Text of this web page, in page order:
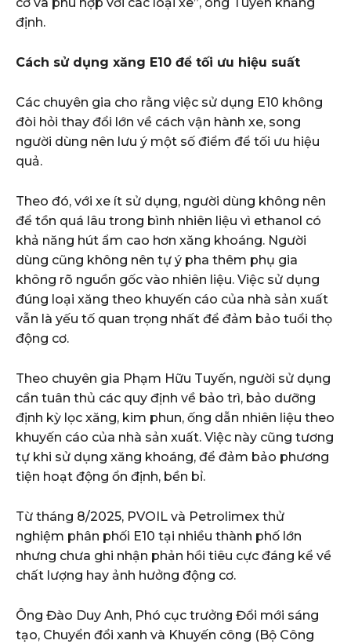
định.
Cách sử dụng xăng E10 để tối ưu hiệu suất
Các chuyên gia cho rằng việc sử dụng E10 không
đòi hỏi thay đổi lớn về cách vận hành xe, song
người dùng nên lưu ý một số điểm để tối ưu hiệu
quả.
Theo đó, với xe ít sử dụng, người dùng không nên
để tồn quá lâu trong bình nhiên liệu vì ethanol có
khả năng hút ẩm cao hơn xăng khoáng. Người
dùng cũng không nên tự ý pha thêm phụ gia
không rõ nguồn gốc vào nhiên liệu. Việc sử dụng
đúng loại xăng theo khuyến cáo của nhà sản xuất
vẫn là yếu tố quan trọng nhất để đảm bảo tuổi thọ
động cơ.
Theo chuyên gia Phạm Hữu Tuyến, người sử dụng
cần tuân thủ các quy định về bảo trì, bảo dưỡng
định kỳ lọc xăng, kim phun, ống dẫn nhiên liệu theo
khuyến cáo của nhà sản xuất. Việc này cũng tương
tự khi sử dụng xăng khoáng, để đảm bảo phương
tiện hoạt động ổn định, bền bỉ.
Từ tháng 8/2025, PVOIL và Petrolimex thử
nghiệm phân phối E10 tại nhiều thành phố lớn
nhưng chưa ghi nhận phản hồi tiêu cực đáng kể về
chất lượng hay ảnh hưởng động cơ.
Ông Đào Duy Anh, Phó cục trưởng Đổi mới sáng
tạo, Chuyển đổi xanh và Khuyến công (Bộ Công